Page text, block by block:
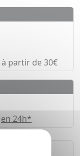
à partir de 30€
en 24h*